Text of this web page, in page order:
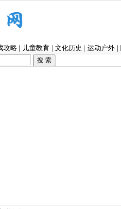
攻略 儿童教育 文化历史 运动户外